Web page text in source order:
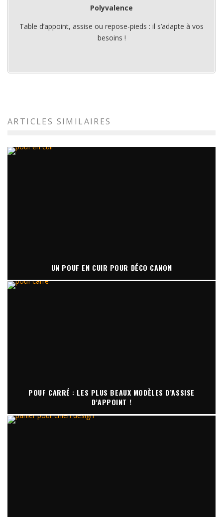
Polyvalence
Table d’appoint, assise ou repose-pieds : il s’adapte à vos
besoins !
ARTICLES SIMILAIRES
UN POUF EN CUIR POUR DÉCO CANON
POUF CARRÉ : LES PLUS BEAUX MODÈLES D’ASSISE
D’APPOINT !